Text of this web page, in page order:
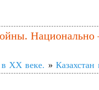
Национально
в XX веке. »